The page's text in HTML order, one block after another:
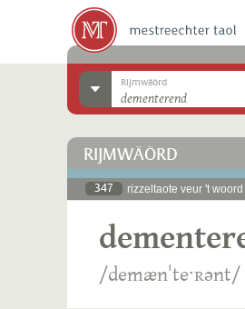
Rijmwäörd
RIJMWÄÖRD
347 rizzeltaote veur 't woord
/demænˈteˑʀənt/